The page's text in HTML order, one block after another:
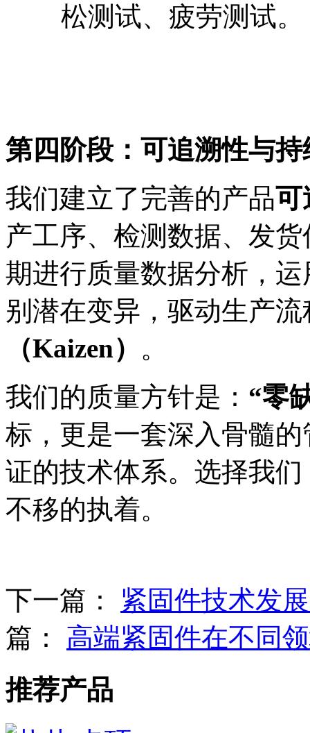
松测试、疲劳测试。
第四阶段：可追溯性与持
我们建立了完善的产品可
产工序、检测数据、发
期进行质量数据分析，
别潜在变异，驱动生产
（Kaizen） 。
我们的质量方针是： “零
标，更是一套深入骨髓
证的技术体系。选择我
不移的执着。
下一篇： 紧固件技术发
篇： 高端紧固件在不同
推荐产品